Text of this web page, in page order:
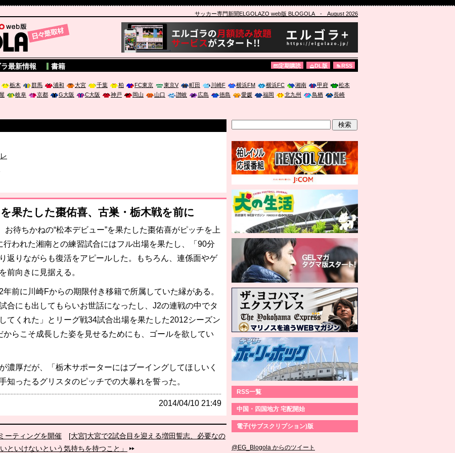
サッカー専門新聞ELGOLAZO web版 BLOGOLA- August 2026
最新情報 書籍 定期購読 DL版 RSS
栃木 群馬 浦和 大宮 千葉 柏 FC東京 東京V 町田 川崎F 横浜FM 横浜FC 湘南 甲府
松本
岐阜 京都 G大阪 C大阪 神戸 岡山 山口 讃岐 広島 徳島 愛媛 福岡 北九州 鳥栖
長崎
個」
ジウム「気候変動から命を守る ～エネルギー危機時代の猛暑対策～」に登壇
果たした棗佑喜、古巣・栃木戦を前に
待ちかねの“松本デビュー”を果たした棗佑喜がピッチを上
われた湘南との練習試合にはフル出場を果たし、「90分
返りながらも復活をアピールした。もちろん、連係面やゲ
前向きに見据える。
前に川崎Fからの期限付き移籍で所属していた縁がある。
合にも出してもらいお世話になったし、J2の連戦の中でタ
てくれた」とリーグ戦34試合出場を果たした2012シーズン
らこそ成長した姿を見せるためにも、ゴールを欲してい
厚だが、「栃木サポーターにはブーイングしてほしいく
知ったるグリスタのピッチでの大暴れを誓った。
2014/04/10 21:49
ーティングを開催
[大宮]大宮で2試合目を迎える増田誓志、必要なの
といけないという気持ちを持つこと」
RSS一覧
中国・四国地方 宅配開始
電子(サブスクリプション)版
@EG_Blogola からのツイート